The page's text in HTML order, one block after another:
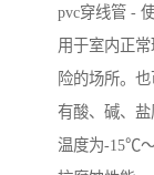
pvc穿线管 -
用于室内正
险的场所。
有酸、碱、
温度为-15℃